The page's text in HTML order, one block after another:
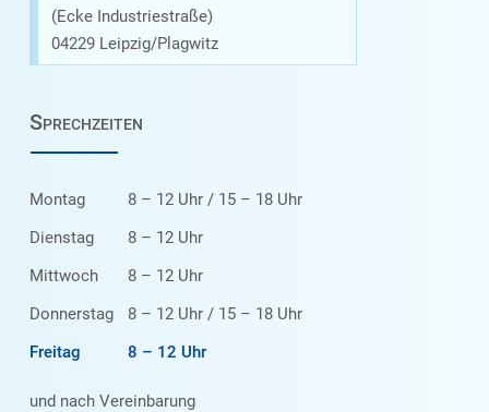
(Ecke Industriestraße)
04229 Leipzig/Plagwitz
Sprechzeiten
Montag
8 – 12 Uhr / 15 – 18 Uhr
Dienstag
8 – 12 Uhr
Mittwoch
8 – 12 Uhr
Donnerstag
8 – 12 Uhr / 15 – 18 Uhr
Freitag
8 – 12 Uhr
und nach Vereinbarung